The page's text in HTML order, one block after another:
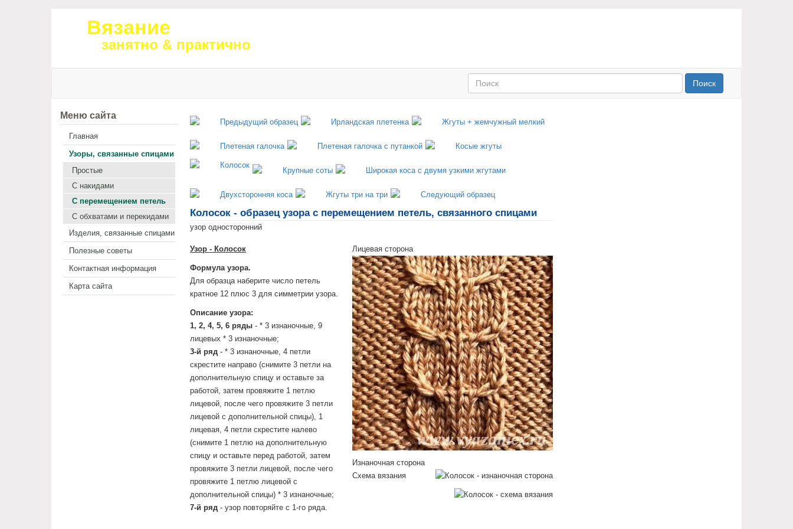
Вязание
занятно & практично
Поиск
Меню сайта
Главная
Узоры, связанные спицами
Простые
С накидами
С перемещением петель
С обхватами и перекидами
Изделия, связанные спицами
Полезные советы
Контактная информация
Карта сайта
Колосок - образец узора с перемещением петель, связанного спицами
узор односторонний
Лицевая сторона
Изнаночная сторона
Схема вязания
Узор - Колосок
Формула узора.
Для образца наберите число петель
кратное 12 плюс 3 для симметрии узора.
Описание узора:
1, 2, 4, 5, 6 ряды - * 3 изнаночные, 9
лицевых * 3 изнаночные;
3-й ряд - * 3 изнаночные, 4 петли
скрестите направо (снимите 3 петли на
дополнительную спицу и оставьте за
работой, затем провяжите 1 петлю
лицевой, после чего провяжите 3 петли
лицевой с дополнительной спицы), 1
лицевая, 4 петли скрестите налево
(снимите 1 петлю на дополнительную
спицу и оставьте перед работой, затем
провяжите 3 петли лицевой, после чего
провяжите 1 петлю лицевой с
дополнительной спицы) * 3 изнаночные;
7-й ряд - узор повторяйте с 1-го ряда.